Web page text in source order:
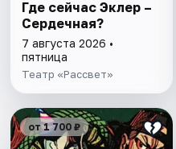
Где сейчас Эклер –
Сердечная?
7 августа 2026 •
пятница
Театр «Рассвет»
от 1 700 ₽